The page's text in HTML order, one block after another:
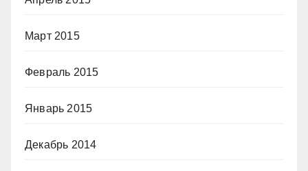
Март 2015
Февраль 2015
Январь 2015
Декабрь 2014